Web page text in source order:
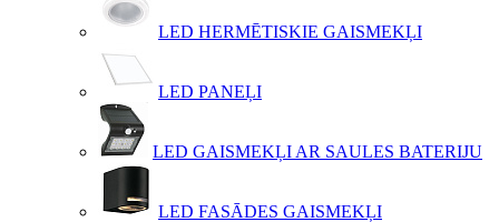
LED HERMĒTISKIE GAISMEKĻI
LED PANEĻI
LED GAISMEKĻI AR SAULES BATERIJU
LED FASĀDES GAISMEKĻI